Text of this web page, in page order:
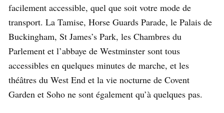
facilement accessible, quel que soit votre mode de
transport. La Tamise, Horse Guards Parade, le Palais de
Buckingham, St James’s Park, les Chambres du
Parlement et l’abbaye de Westminster sont tous
accessibles en quelques minutes de marche, et les
théâtres du West End et la vie nocturne de Covent
Garden et Soho ne sont également qu’à quelques pas.